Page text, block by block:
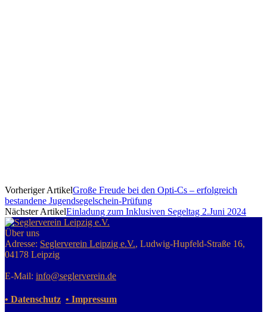
Vorheriger ArtikelGroße Freude bei den Opti-Cs – erfolg­reich
bestan­dene Jugend­segelschein‑Prüfung
Nächster ArtikelEinladung zum Inklusiven Segeltag 2.Juni 2024
Über uns
Adresse: Seglerverein Leipzig e.V., Ludwig-Hupfeld-Straße 16,
04178 Leipzig
E-Mail: info@seglerverein.de
• Datenschutz • Impressum